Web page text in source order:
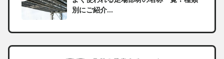
別にご紹介...